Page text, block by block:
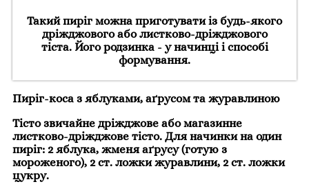
Такий пиріг можна приготувати із будь-якого
дріжджового або листково-дріжджового
тіста. Його родзинка - у начинці і способі
формування.
Пиріг-коса з яблуками, аґрусом та журавлиною
Тісто звичайне дріжджове або магазинне
листково-дріжджове тісто. Для начинки на один
пиріг: 2 яблука, жменя аґрусу (готую з
мороженого), 2 ст. ложки журавлини, 2 ст. ложки
цукру.